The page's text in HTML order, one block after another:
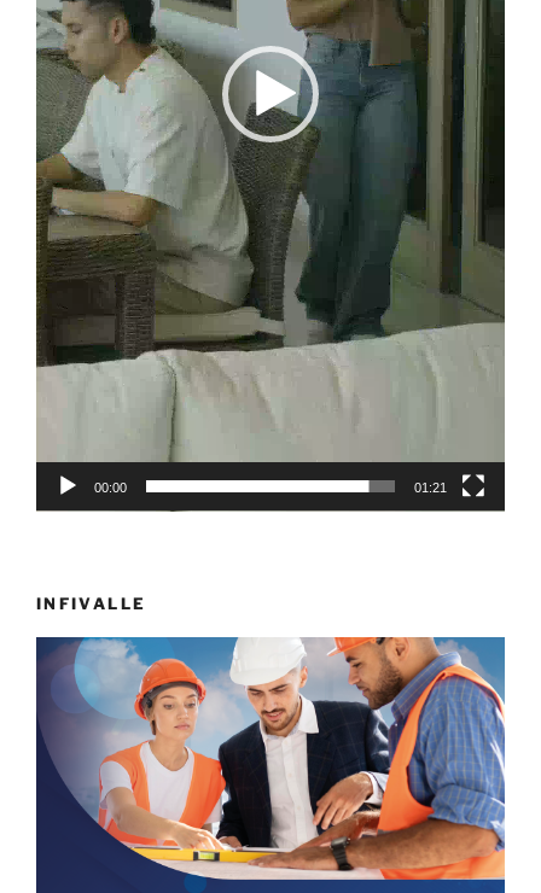
00:00 01:21
INFIVALLE